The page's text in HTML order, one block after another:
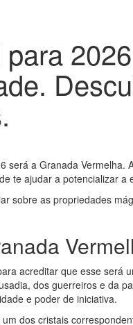
será a Granada
te ajudar a potencializar
sobre as propriedades
acreditar que esse será
dos guerreiros e da
e poder de iniciativa.
dos cristais